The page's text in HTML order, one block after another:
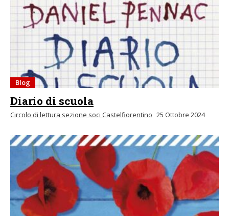
Blog
Diario di scuola
Circolo di lettura sezione soci Castelfiorentino 25 Ottobre 2024